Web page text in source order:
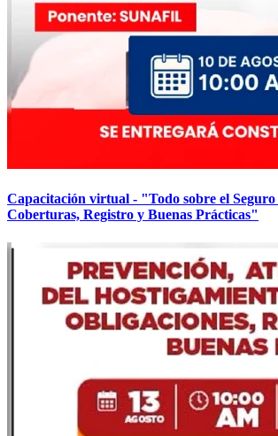
Capacitación virtual - "Todo sobre el
Coberturas, Registro y Buenas Prácticas"